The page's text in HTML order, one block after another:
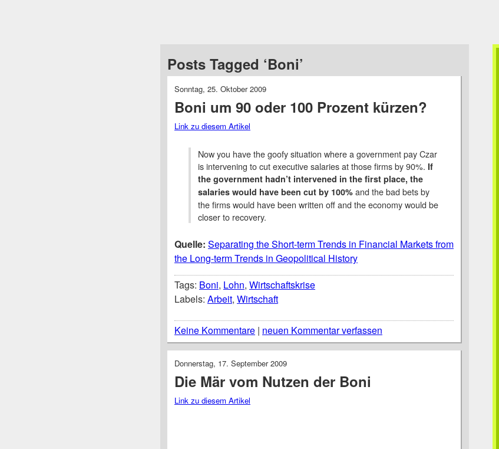
Posts Tagged ‘Boni’
Sonntag, 25. Oktober 2009
Boni um 90 oder 100 Prozent kürzen?
Link zu diesem Artikel
Now you have the goofy situation where a government pay Czar
is intervening to cut executive salaries at those firms by 90%. If
the government hadn’t intervened in the first place, the
salaries would have been cut by 100% and the bad bets by
the firms would have been written off and the economy would be
closer to recovery.
Quelle: Separating the Short-term Trends in Financial Markets from
the Long-term Trends in Geopolitical History
Tags: Boni, Lohn, Wirtschaftskrise
Labels: Arbeit, Wirtschaft
Keine Kommentare | neuen Kommentar verfassen
Donnerstag, 17. September 2009
Die Mär vom Nutzen der Boni
Link zu diesem Artikel